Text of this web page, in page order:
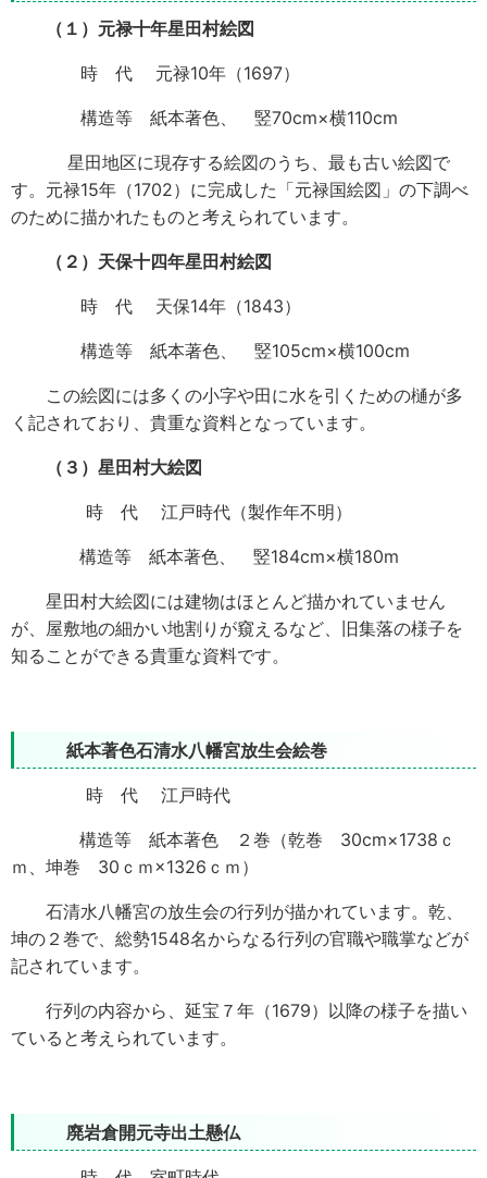
（１）元禄十年星田村絵図
時 代 元禄10年（1697）
構造等 紙本著色、 竪70cm×横110cm
星田地区に現存する絵図のうち、最も古い絵図で
す。元禄15年（1702）に完成した「元禄国絵図」の下調べ
のために描かれたものと考えられています。
（２）天保十四年星田村絵図
時 代 天保14年（1843）
構造等 紙本著色、 竪105cm×横100cm
この絵図には多くの小字や田に水を引くための樋が多
く記されており、貴重な資料となっています。
（３）星田村大絵図
時 代 江戸時代（製作年不明）
構造等 紙本著色、 竪184cm×横180m
星田村大絵図には建物はほとんど描かれていません
が、屋敷地の細かい地割りが窺えるなど、旧集落の様子を
知ることができる貴重な資料です。
紙本著色石清水八幡宮放生会絵巻
時 代 江戸時代
構造等 紙本著色 ２巻（乾巻 30cm×1738ｃ
ｍ、坤巻 30ｃｍ×1326ｃｍ）
石清水八幡宮の放生会の行列が描かれています。乾、
坤の２巻で、総勢1548名からなる行列の官職や職掌などが
記されています。
行列の内容から、延宝７年（1679）以降の様子を描い
ていると考えられています。
廃岩倉開元寺出土懸仏